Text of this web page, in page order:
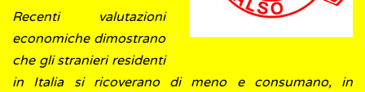
Recenti valutazioni
economiche dimostrano
che gli stranieri residenti
in Italia si ricoverano di meno e consumano, in